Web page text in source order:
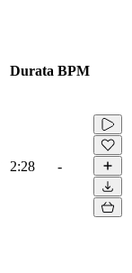
Durata BPM
2:28 -